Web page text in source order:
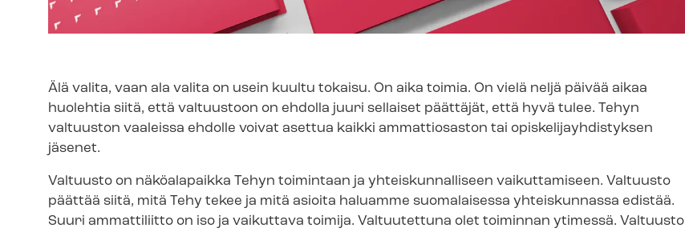
Älä valita, vaan ala valita on usein kuultu tokaisu. On aika toimia. On vielä neljä päivää aikaa
huolehtia siitä, että valtuustoon on ehdolla juuri sellaiset päättäjät, että hyvä tulee. Tehyn
valtuuston vaaleissa ehdolle voivat asettua kaikki ammattiosaston tai opis­ke­li­jayh­dis­tyk­sen
jäsenet.
Valtuusto on näköalapaikka Tehyn toimintaan ja yh­teis­kun­nal­li­seen vaikuttamiseen. Valtuusto
päättää siitä, mitä Tehy tekee ja mitä asioita haluamme suomalaisessa yhteiskunnassa edistää.
Suuri ammattiliitto on iso ja vaikuttava toimija. Valtuutettuna olet toiminnan ytimessä. Valtuusto